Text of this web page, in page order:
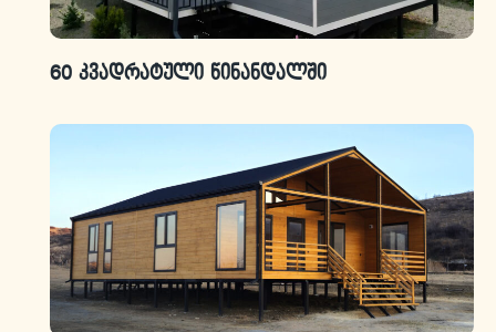
60 კვადრატული წინანდალში